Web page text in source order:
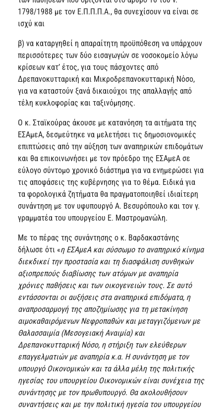
1798/1988 με τον Ε.Π.Π.Π.Α., θα συνεχίσουν να είναι σε
ισχύ και
β) να καταργηθεί η απαραίτητη προϋπόθεση να υπάρχουν
περισσότερες των δύο εισαγωγών σε νοσοκομείο λόγω
κρίσεων κατ’ έτος, για τους πάσχοντες από
Δρεπανοκυτταρική και Μικροδρεπανοκυτταρική Νόσο,
για να καταστούν ξανά δικαιούχοι της απαλλαγής από
τέλη κυκλοφορίας και ταξινόμησης.
Ο κ. Σταϊκούρας άκουσε με κατανόηση τα αιτήματα της
ΕΣΑμεΑ, δεσμεύτηκε να μελετήσει τις δημοσιονομικές
επιπτώσεις από την αύξηση των αναπηρικών επιδομάτων
και θα επικοινωνήσει με τον πρόεδρο της ΕΣΑμεΑ σε
εύλογο σύντομο χρονικό διάστημα για να ενημερώσει για
τις αποφάσεις της κυβέρνησης για το θέμα. Ειδικά για
τα φορολογικά ζητήματα θα πραγματοποιηθεί ιδιαίτερη
συνάντηση με τον υφυπουργό Α. Βεσυρόπουλο και τον γ.
γραμματέα του υπουργείου Ε. Μαστρομανώλη.
Με το πέρας της συνάντησης ο κ. Βαρδακαστάνης
δήλωσε ότι «η ΕΣΑμεΑ και σύσσωμο το αναπηρικό κίνημα
διεκδικεί την προστασία και τη διασφάλιση συνθηκών
αξιοπρεπούς διαβίωσης των ατόμων με αναπηρία
χρόνιες παθήσεις και των οικογενειών τους. Σε αυτό
εντάσσονται οι αυξήσεις στα αναπηρικά επιδόματα, η
αναπροσαρμογή της αποζημίωσης για τη μετακίνηση
αιμοκαθαιρόμενων Νεφροπαθών και μεταγγιζόμενων με
Θαλασσαιμία (Μεσογειακή Αναιμία) και
Δρεπανοκυτταρική Νόσο, η στήριξη των ελεύθερων
επαγγελματιών με αναπηρία κ.α. Η συνάντηση με τον
υπουργό Οικονομικών και τα άλλα μέλη της πολιτικής
ηγεσίας του υπουργείου Οικονομικών είναι συνέχεια της
συνάντησης με τον πρωθυπουργό. Θα ακολουθήσουν
συναντήσεις και με την πολιτική ηγεσία του υπουργείου